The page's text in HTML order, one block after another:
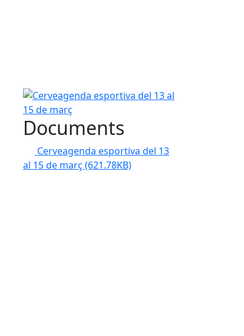
Cerveagenda esportiva del 13 al 15 de març
Documents
Cerveagenda esportiva del 13
al 15 de març (621.78KB)